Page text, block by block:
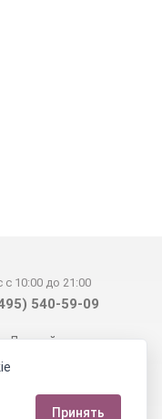
с 10:00 до 21:00
540-59-09
Личный счет
Наши магазины
Статьи
Принять